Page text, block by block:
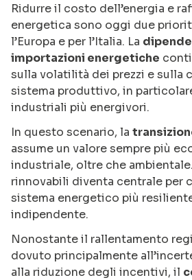
Ridurre il costo dell’energia e
energetica sono oggi due
l’Europa e per l’Italia. La
importazioni energetiche
sulla volatilità dei prezzi e sulla
sistema produttivo, in
industriali più energivori.
In questo scenario, la
assume un valore sempre più
industriale, oltre che
rinnovabili diventa centrale per
sistema energetico più
indipendente.
Nonostante il rallentamento
dovuto principalmente
alla riduzione degli incentivi, il